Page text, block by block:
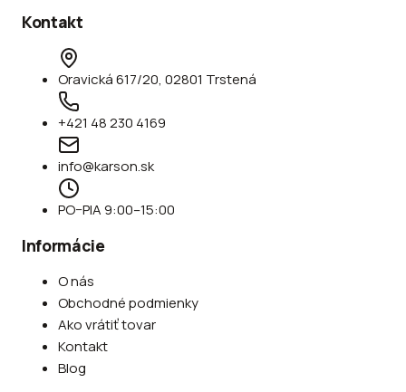
Kontakt
Oravická 617/20, 02801 Trstená
+421 48 230 4169
info@karson.sk
PO–PIA 9:00–15:00
Informácie
O nás
Obchodné podmienky
Ako vrátiť tovar
Kontakt
Blog